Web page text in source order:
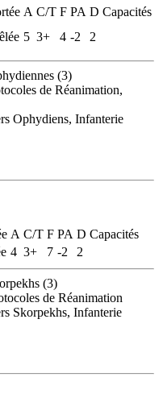
A C/T F PA D Capacités
5 3+ 4 -2 2
(3)
de Réanimation,
Ophydiens, Infanterie
A C/T F PA D Capacités
4 3+ 7 -2 2
(3)
de Réanimation
Skorpekhs, Infanterie